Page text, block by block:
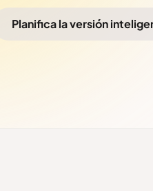
Planifica la versión